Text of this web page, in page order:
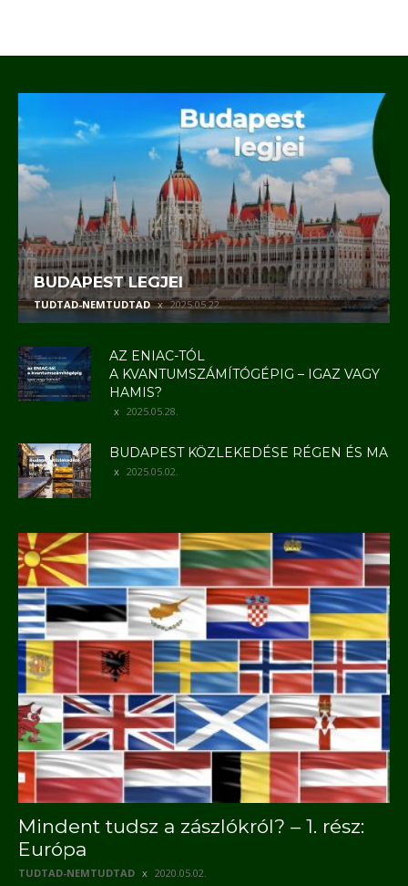
BUDAPEST LEGJEI
TUDTAD-NEMTUDTAD 2025.05.22.
AZ ENIAC-TÓL
A KVANTUMSZÁMÍTÓGÉPIG – IGAZ VAGY
HAMIS?
2025.05.28.
BUDAPEST KÖZLEKEDÉSE RÉGEN ÉS MA
2025.05.02.
Mindent tudsz a zászlókról? – 1. rész:
Európa
TUDTAD-NEMTUDTAD 2020.05.02.